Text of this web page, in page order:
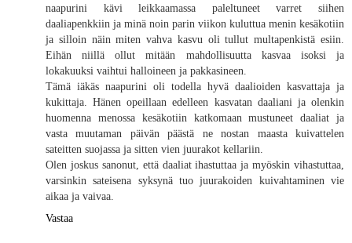
naapurini kävi leikkaamassa paleltuneet varret siihen
daaliapenkkiin ja minä noin parin viikon kuluttua menin kesäkotiin
ja silloin näin miten vahva kasvu oli tullut multapenkistä esiin.
Eihän niillä ollut mitään mahdollisuutta kasvaa isoksi ja
lokakuuksi vaihtui halloineen ja pakkasineen.
Tämä iäkäs naapurini oli todella hyvä daalioiden kasvattaja ja
kukittaja. Hänen opeillaan edelleen kasvatan daaliani ja olenkin
huomenna menossa kesäkotiin katkomaan mustuneet daaliat ja
vasta muutaman päivän päästä ne nostan maasta kuivattelen
sateitten suojassa ja sitten vien juurakot kellariin.
Olen joskus sanonut, että daaliat ihastuttaa ja myöskin vihastuttaa,
varsinkin sateisena syksynä tuo juurakoiden kuivahtaminen vie
aikaa ja vaivaa.
Vastaa